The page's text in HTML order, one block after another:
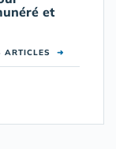
et
ARTICLES ➜